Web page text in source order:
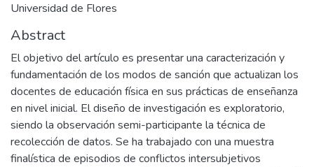
Universidad de Flores
Abstract
El objetivo del artículo es presentar una caracterización y
fundamentación de los modos de sanción que actualizan los
docentes de educación física en sus prácticas de enseñanza
en nivel inicial. El diseño de investigación es exploratorio,
siendo la observación semi-participante la técnica de
recolección de datos. Se ha trabajado con una muestra
finalística de episodios de conflictos intersubjetivos